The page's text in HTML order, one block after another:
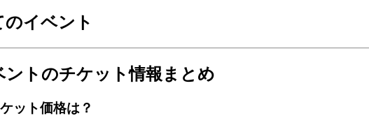
イベント
トのチケット情報まとめ
ット価格は？